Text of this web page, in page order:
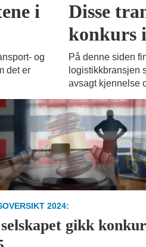
i
og
det er
Disse
konkurs
På denne siden
logistikkbransjen
avsagt kjennelse
2024:
gikk